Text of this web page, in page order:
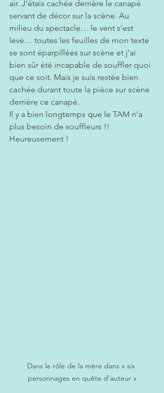
air. J’étais cachée derrière le canapé
servant de décor sur la scène. Au
milieu du spectacle… le vent s’est
levé… toutes les feuilles de mon texte
se sont éparpillées sur scène et j’ai
bien sûr été incapable de souffler quoi
que ce soit. Mais je suis restée bien
cachée durant toute la pièce sur scène
derrière ce canapé.
Il y a bien longtemps que le TAM n’a
plus besoin de souffleurs !!
Heureusement !
Dans le rôle de la mère dans « six
personnages en quête d’auteur »